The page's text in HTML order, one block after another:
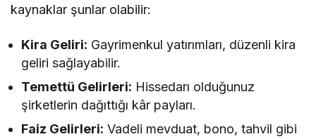
kaynaklar şunlar olabilir:
Kira Geliri: Gayrimenkul yatırımları, düzenli kira
geliri sağlayabilir.
Temettü Gelirleri: Hissedarı olduğunuz
şirketlerin dağıttığı kâr payları.
Faiz Gelirleri: Vadeli mevduat, bono, tahvil gibi